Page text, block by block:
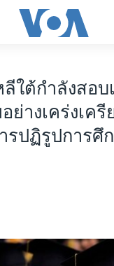
ลีใต้กำลังสอบ
ย่างเคร่งเค
รปฏิรูปการศึ